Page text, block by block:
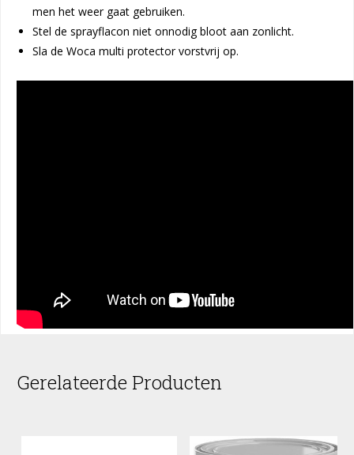
men het weer gaat gebruiken.
Stel de sprayflacon niet onnodig bloot aan zonlicht.
Sla de Woca multi protector vorstvrij op.
Gerelateerde Producten